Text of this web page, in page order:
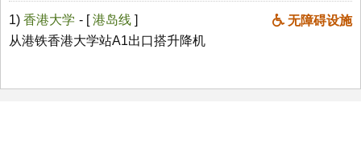
1) 香港大学 无障碍设施
- [港岛线 ]
从港铁香港大学站A1出口搭升降机